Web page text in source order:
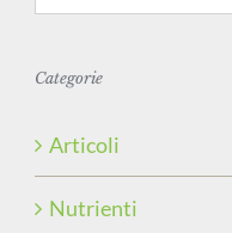
Categorie
Articoli
Nutrienti